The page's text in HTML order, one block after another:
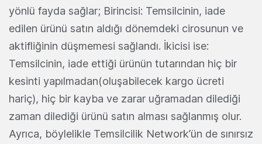
yönlü fayda sağlar; Birincisi: Temsilcinin, iade
edilen ürünü satın aldığı dönemdeki cirosunun ve
aktifliğinin düşmemesi sağlandı. İkicisi ise:
Temsilcinin, iade ettiği ürünün tutarından hiç bir
kesinti yapılmadan(oluşabilecek kargo ücreti
hariç), hiç bir kayba ve zarar uğramadan dilediği
zaman dilediği ürünü satın alması sağlanmış olur.
Ayrıca, böylelikle Temsilcilik Network’ün de sınırsız